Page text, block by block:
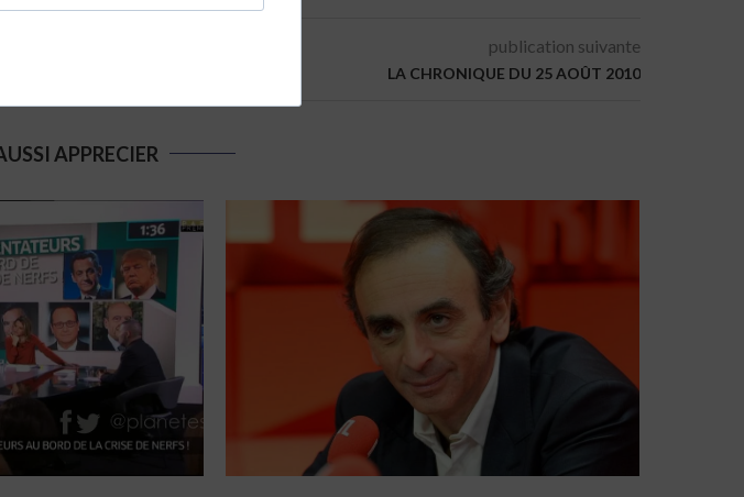
publication suivante
LA CHRONIQUE DU 25 AOÛT 2010
APPRECIER